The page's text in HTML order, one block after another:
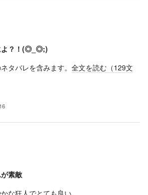
よ？！(◎_◎;)
タバレを含みます。 全文を読む（129文
素敵
な狂人でとても良い。